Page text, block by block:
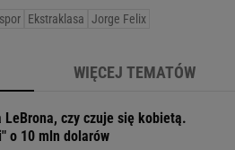
Ekstraklasa Jorge Felix
WIĘCEJ TEMATÓW
LeBrona, czy czuje się kobietą.
o 10 mln dolarów